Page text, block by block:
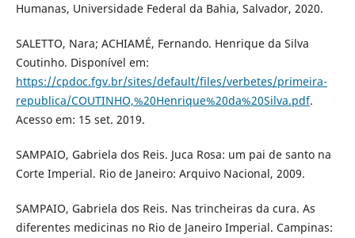
Humanas, Universidade Federal da Bahia, Salvador, 2020.
SALETTO, Nara; ACHIAMÉ, Fernando. Henrique da Silva
Coutinho. Disponível em:
https://cpdoc.fgv.br/sites/default/files/verbetes/primeira-
republica/COUTINHO,%20Henrique%20da%20Silva.pdf.
Acesso em: 15 set. 2019.
SAMPAIO, Gabriela dos Reis. Juca Rosa: um pai de santo na
Corte Imperial. Rio de Janeiro: Arquivo Nacional, 2009.
SAMPAIO, Gabriela dos Reis. Nas trincheiras da cura. As
diferentes medicinas no Rio de Janeiro Imperial. Campinas: